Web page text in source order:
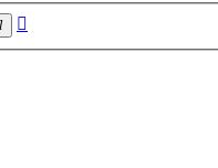
Suche